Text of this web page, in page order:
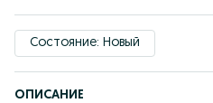
Состояние: Новый
ОПИСАНИЕ